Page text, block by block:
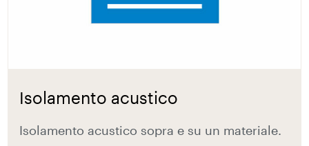
Isolamento acustico
Isolamento acustico sopra e su un materiale.